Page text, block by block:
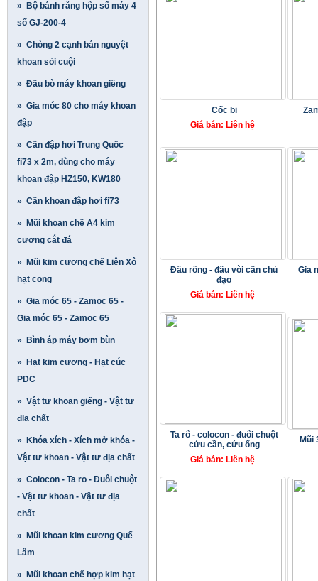
» Bộ bánh răng hộp số máy 4
số GJ-200-4
» Chòng 2 cạnh bán nguyệt
khoan sỏi cuội
» Đầu bò máy khoan giếng
» Gia móc 80 cho máy khoan
đập
» Cần đập hơi Trung Quốc
fi73 x 2m, dùng cho máy
khoan đập HZ150, KW180
» Cần khoan đập hơi fi73
» Mũi khoan chế A4 kim
cương cắt đá
» Mũi kim cương chế Liên Xô
hạt cong
» Gia móc 65 - Zamoc 65 -
Gia móc 65 - Zamoc 65
» Bình áp máy bơm bùn
» Hạt kim cương - Hạt cúc
PDC
» Vật tư khoan giếng - Vật tư
đia chất
» Khóa xích - Xích mở khóa -
Vật tư khoan - Vật tư địa chất
» Colocon - Ta ro - Đuôi chuột
- Vật tư khoan - Vật tư địa
chất
» Mũi khoan kim cương Quế
Lâm
» Mũi khoan chế hợp kim hạt
Cốc bi
Giá bán: Liên hệ
Đầu rồng - đầu vòi cần chủ
đạo
Giá bán: Liên hệ
Gia
Ta rô - colocon - đuôi chuột
cứu cần, cứu ống
Giá bán: Liên hệ
Mũi